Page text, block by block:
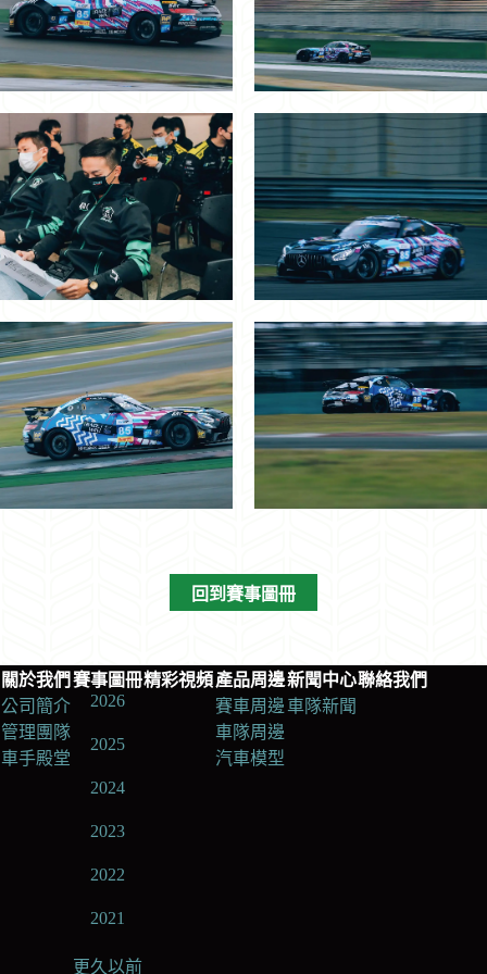
回到賽事圖冊
關於我們
公司簡介
管理團隊
車手殿堂
賽事圖冊
2026
2025
2024
2023
2022
2021
更久以前
精彩視頻產品周邊
賽車周邊
車隊周邊
汽車模型
新聞中心
車隊新聞
聯絡我們